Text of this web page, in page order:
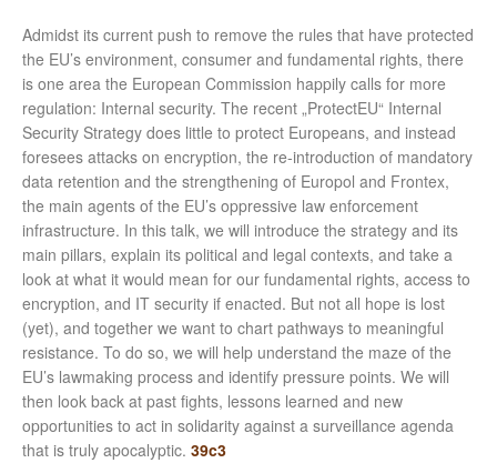
Admidst its current push to remove the rules that have protected
the EU’s environment, consumer and fundamental rights, there
is one area the European Commission happily calls for more
regulation: Internal security. The recent „ProtectEU“ Internal
Security Strategy does little to protect Europeans, and instead
foresees attacks on encryption, the re-introduction of mandatory
data retention and the strengthening of Europol and Frontex,
the main agents of the EU’s oppressive law enforcement
infrastructure. In this talk, we will introduce the strategy and its
main pillars, explain its political and legal contexts, and take a
look at what it would mean for our fundamental rights, access to
encryption, and IT security if enacted. But not all hope is lost
(yet), and together we want to chart pathways to meaningful
resistance. To do so, we will help understand the maze of the
EU’s lawmaking process and identify pressure points. We will
then look back at past fights, lessons learned and new
opportunities to act in solidarity against a surveillance agenda
that is truly apocalyptic. 39c3